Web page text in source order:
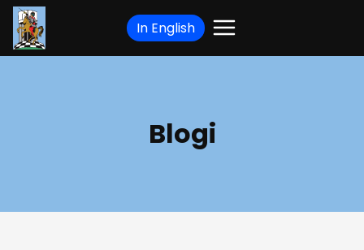
Siirry
sisältöön
In English
Blogi